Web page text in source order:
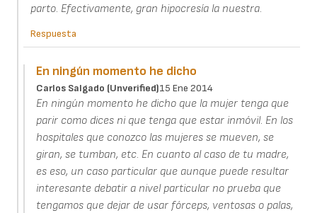
parto. Efectivamente, gran hipocresía la nuestra.
Respuesta
En ningún momento he dicho
Carlos Salgado (unverified)15 Ene 2014
En ningún momento he dicho que la mujer tenga que
parir como dices ni que tenga que estar inmóvil. En los
hospitales que conozco las mujeres se mueven, se
giran, se tumban, etc. En cuanto al caso de tu madre,
es eso, un caso particular que aunque puede resultar
interesante debatir a nivel particular no prueba que
tengamos que dejar de usar fórceps, ventosas o palas,